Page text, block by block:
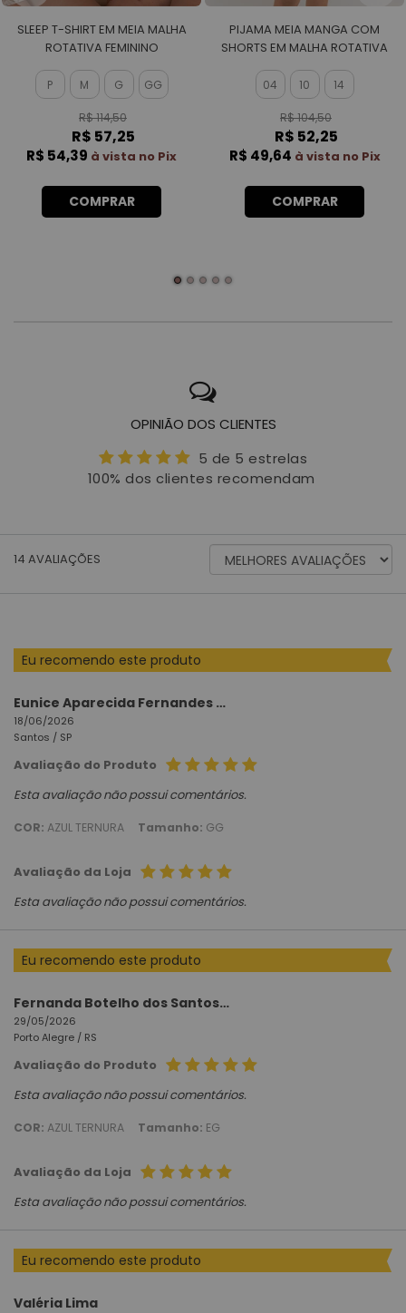
SLEEP T-SHIRT EM MEIA MALHA
ROTATIVA FEMININO
P M G GG
R$ 114,50
R$ 57,25
R$ 54,39 à vista no Pix
COMPRAR
PIJAMA MEIA MANGA COM
SHORTS EM MALHA ROTATIVA
04 10 14
R$ 104,50
R$ 52,25
R$ 49,64 à vista no Pix
COMPRAR
OPINIÃO DOS CLIENTES
5 de 5 estrelas
100% dos clientes recomendam
14 AVALIAÇÕES
ORDENAR
AVALIAÇÕES
Eu recomendo este produto
Eunice Aparecida Fernandes Lopes
18/06/2026
Santos / SP
Avaliação do Produto
Esta avaliação não possui comentários.
COR: AZUL TERNURA Tamanho: GG
Avaliação da Loja
Esta avaliação não possui comentários.
Eu recomendo este produto
Fernanda Botelho dos Santos Santos
29/05/2026
Porto Alegre / RS
Avaliação do Produto
Esta avaliação não possui comentários.
COR: AZUL TERNURA Tamanho: EG
Avaliação da Loja
Esta avaliação não possui comentários.
Eu recomendo este produto
Valéria Lima